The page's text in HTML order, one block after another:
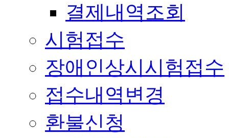
결제내역조회
시험접수
장애인상시시험접수
접수내역변경
환불신청